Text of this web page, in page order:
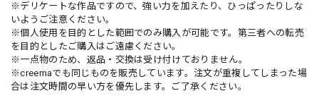
※デリケートな作品ですので、強い力を加えたり、ひっぱったりしな
いようご注意ください。
※個人使用を目的とした範囲でのみ購入が可能です。第三者への転売
を目的としたご購入はご遠慮ください。
※一点物のため、返品・交換は受け付けておりません。
※creemaでも同じものを販売しています。注文が重複してしまった場
合は注文時間の早い方を優先します。ご了承ください。